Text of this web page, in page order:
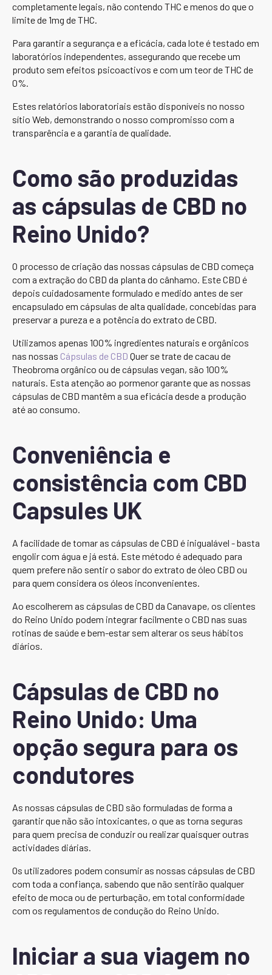
completamente legais, não contendo THC e menos do que o
limite de 1mg de THC.
Para garantir a segurança e a eficácia, cada lote é testado em
laboratórios independentes, assegurando que recebe um
produto sem efeitos psicoactivos e com um teor de THC de
0%.
Estes relatórios laboratoriais estão disponíveis no nosso
sítio Web, demonstrando o nosso compromisso com a
transparência e a garantia de qualidade.
Como são produzidas
as cápsulas de CBD no
Reino Unido?
O processo de criação das nossas cápsulas de CBD começa
com a extração do CBD da planta do cânhamo. Este CBD é
depois cuidadosamente formulado e medido antes de ser
encapsulado em cápsulas de alta qualidade, concebidas para
preservar a pureza e a potência do extrato de CBD.
Utilizamos apenas 100% ingredientes naturais e orgânicos
nas nossas Cápsulas de CBD Quer se trate de cacau de
Theobroma orgânico ou de cápsulas vegan, são 100%
naturais. Esta atenção ao pormenor garante que as nossas
cápsulas de CBD mantêm a sua eficácia desde a produção
até ao consumo.
Conveniência e
consistência com CBD
Capsules UK
A facilidade de tomar as cápsulas de CBD é inigualável - basta
engolir com água e já está. Este método é adequado para
quem prefere não sentir o sabor do extrato de óleo CBD ou
para quem considera os óleos inconvenientes.
Ao escolherem as cápsulas de CBD da Canavape, os clientes
do Reino Unido podem integrar facilmente o CBD nas suas
rotinas de saúde e bem-estar sem alterar os seus hábitos
diários.
Cápsulas de CBD no
Reino Unido: Uma
opção segura para os
condutores
As nossas cápsulas de CBD são formuladas de forma a
garantir que não são intoxicantes, o que as torna seguras
para quem precisa de conduzir ou realizar quaisquer outras
actividades diárias.
Os utilizadores podem consumir as nossas cápsulas de CBD
com toda a confiança, sabendo que não sentirão qualquer
efeito de moca ou de perturbação, em total conformidade
com os regulamentos de condução do Reino Unido.
Iniciar a sua viagem no